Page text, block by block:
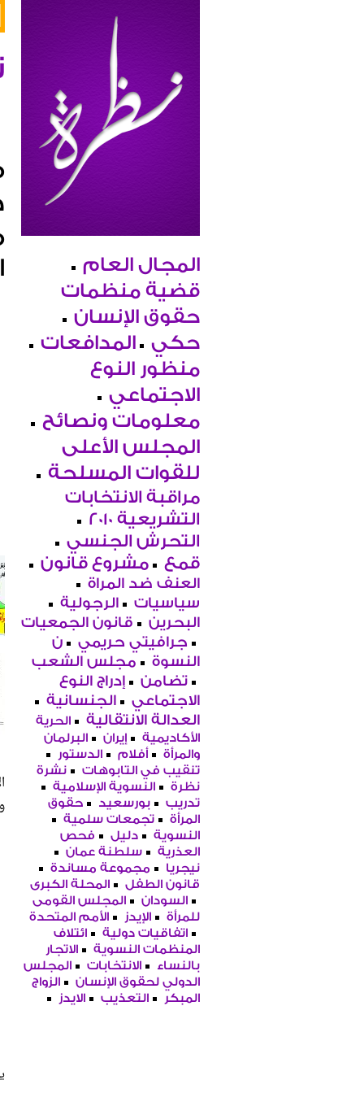
المجال العام
قضية منظمات
حقوق الإنسان
حكي
المدافعات
منظور النوع
الاجتماعي
معلومات ونصائح
المجلس الأعلى
للقوات المسلحة
مراقبة الانتخابات
التشريعية 2010
التحرش الجنسي
قمع
مشروع قانون
العنف ضد المراة
سياسيات
الرجولية
البحرين
قانون الجمعيات
جرافيتي حريمي
ن
النسوة
مجلس الشعب
تضامن
إدراج النوع
الاجتماعي
الجنسانية
العدالة الانتقالية
الحرية
الأكاديمية
إيران
البرلمان
والمرأة
أفلام
الدستور
تنقيب في التابوهات
نشرة
نظرة
النسوية الإسلامية
تدريب
بورسعيد
حقوق
المرأة
تجمعات سلمية
النسوية
دليل
فحص
العذرية
سلطنة عمان
نيجريا
مجموعة مساندة
قانون الطفل
المحلة الكبرى
السودان
المجلس القومى
للمرأة
الإيدز
الأمم المتحدة
اتفاقيات دولية
ائتلاف
المنظمات النسوية
الاتجار
بالنساء
الانتخابات
المجلس
الدولي لحقوق الإنسان
الزواج
المبكر
التعذيب الايدز